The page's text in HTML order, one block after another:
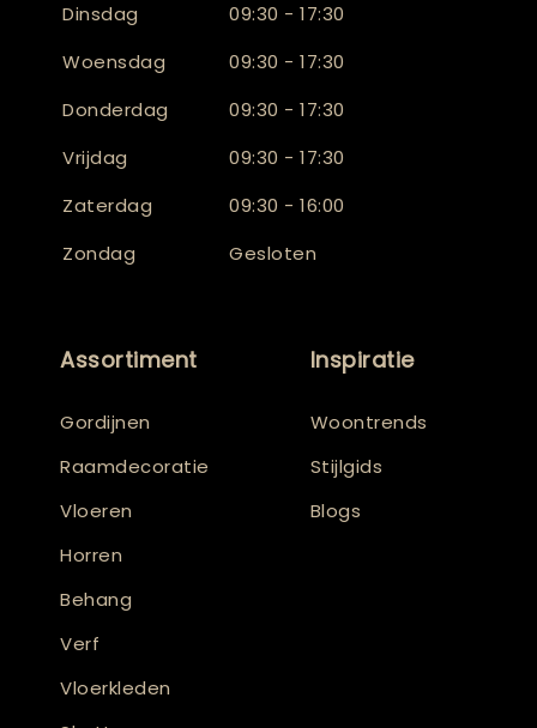
Dinsdag
09:30 - 17:30
Woensdag
09:30 - 17:30
Donderdag
09:30 - 17:30
Vrijdag
09:30 - 17:30
Zaterdag
09:30 - 16:00
Zondag
Gesloten
Assortiment
Gordijnen
Raamdecoratie
Vloeren
Horren
Behang
Verf
Vloerkleden
Inspiratie
Woontrends
Stijlgids
Blogs